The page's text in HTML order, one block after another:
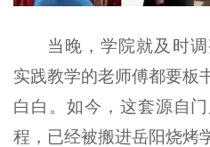
当晚，学院就及时
实践教学的老师傅都要板
白白。如今，这套源自
程，已经被搬进岳阳烧烤